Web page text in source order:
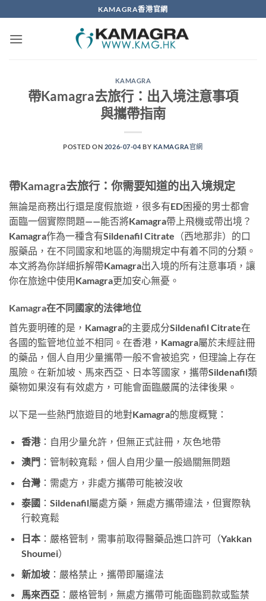
to
content
KAMAGRA香港官網
KAMAGRA
帶Kamagra去旅行：出入境注意事項
與攜帶指南
POSTED ON 2026-07-04BY KAMAGRA官網
帶Kamagra去旅行：你需要知道的出入境規定
無論是商務出行還是度假旅遊，很多有ED困擾的男士都會
面臨一個實際問題——能否將Kamagra帶上飛機或帶出境？
Kamagra作為一種含有Sildenafil Citrate（西地那非）的口
服藥品，在不同國家和地區的海關規定中有着不同的分類。
本文將為你詳細拆解帶Kamagra出入境的所有注意事項，讓
你在旅途中使用Kamagra更加安心無憂。
Kamagra在不同國家的法律地位
首先要明確的是，Kamagra的主要成分Sildenafil Citrate在
各國的監管地位並不相同。在香港，Kamagra屬於未經註冊
的藥品，個人自用少量攜帶一般不會被追究，但理論上存在
風險。在新加坡、馬來西亞、日本等國家，攜帶Sildenafil類
藥物如果沒有有效處方，可能會面臨嚴厲的法律後果。
以下是一些熱門旅遊目的地對Kamagra的態度概覽：
香港：自用少量允許，但無正式註冊，灰色地帶
澳門 ：管制較寬鬆，個人自用少量一般過關無問題
台灣：需處方，非處方攜帶可能被沒收
泰國 ：Sildenafil屬處方藥，無處方攜帶違法，但實際執
行較寬鬆
日本：嚴格管制，需事前取得醫藥品進口許可（Yakkan
Shoumei）
新加坡：嚴格禁止，攜帶即屬違法
馬來西亞：嚴格管制，無處方攜帶可能面臨罰款或監禁